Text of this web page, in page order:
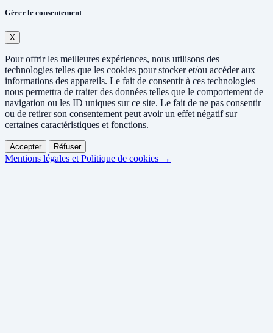
Gérer le consentement
X
Pour offrir les meilleures expériences, nous utilisons des
technologies telles que les cookies pour stocker et/ou accéder aux
informations des appareils. Le fait de consentir à ces technologies
nous permettra de traiter des données telles que le comportement de
navigation ou les ID uniques sur ce site. Le fait de ne pas consentir
ou de retirer son consentement peut avoir un effet négatif sur
certaines caractéristiques et fonctions.
Accepter Réfuser
Mentions légales et Politique de cookies →